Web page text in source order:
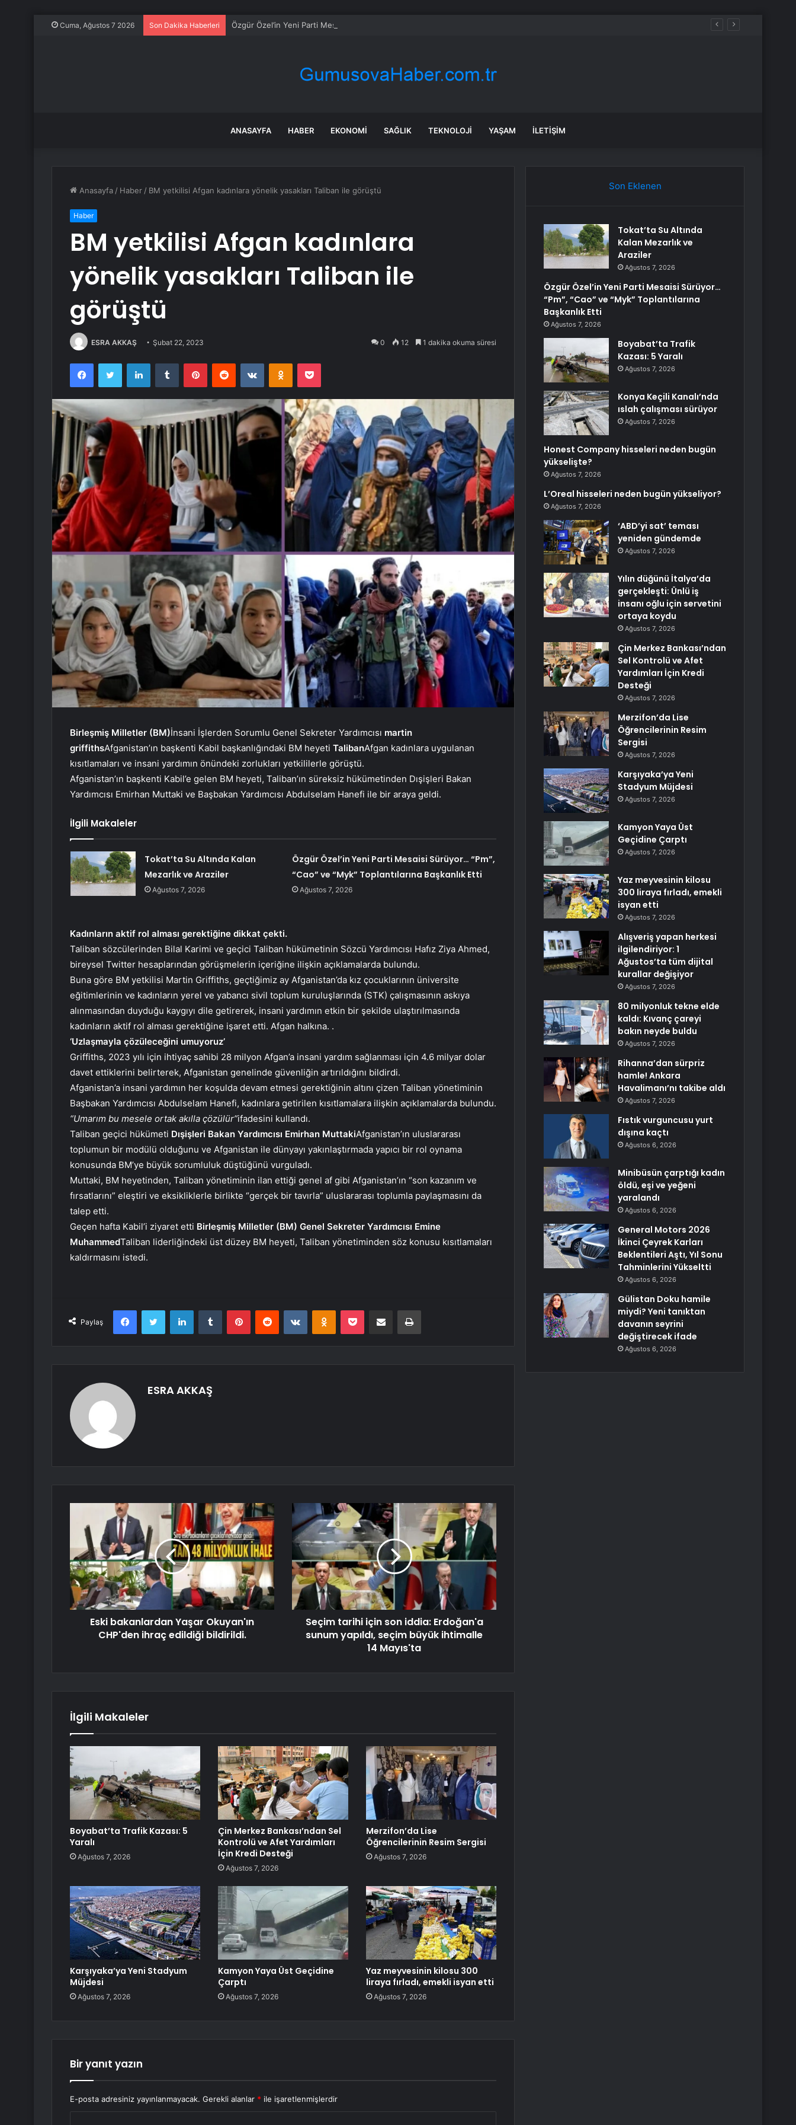
Cuma, Ağustos 7 2026 Son Dakika Haberleri Özgür Özel’in Yeni Parti Mesaisi Sürüyor… “Pm”, “Cao” ve “Myk” Toplantılarına Başkanlık Etti
ANASAYFA HABER EKONOMI SAĞLIK TEKNOLOJI YAŞAM İLETIŞIM
Anasayfa / Haber / BM yetkilisi Afgan kadınlara yönelik yasakları Taliban ile görüştü
Haber
BM yetkilisi Afgan kadınlara
yönelik yasakları Taliban ile
görüştü
ESRA AKKAŞ Şubat 22, 2023 0 12 1 dakika okuma süresi
FacebookTwitter LinkedInTumblr PinterestReddit VKontakteOdnoklassniki
Pocket
Birleşmiş Milletler (BM)İnsani İşlerden Sorumlu Genel Sekreter Yardımcısı martin
griffithsAfganistan’ın başkenti Kabil başkanlığındaki BM heyeti TalibanAfgan kadınlara uygulanan
kısıtlamaları ve insani yardımın önündeki zorlukları yetkililerle görüştü.
Afganistan’ın başkenti Kabil’e gelen BM heyeti, Taliban’ın süreksiz hükümetinden Dışişleri Bakan
Yardımcısı Emirhan Muttaki ve Başbakan Yardımcısı Abdulselam Hanefi ile bir araya geldi.
İlgili Makaleler
Tokat’ta Su Altında Kalan
Mezarlık ve Araziler
Ağustos 7, 2026
Özgür Özel’in Yeni Parti Mesaisi Sürüyor… “Pm”,
“Cao” ve “Myk” Toplantılarına Başkanlık Etti
Ağustos 7, 2026
Kadınların aktif rol alması gerektiğine dikkat çekti.
Taliban sözcülerinden Bilal Karimi ve geçici Taliban hükümetinin Sözcü Yardımcısı Hafız Ziya Ahmed,
bireysel Twitter hesaplarından görüşmelerin içeriğine ilişkin açıklamalarda bulundu.
Buna göre BM yetkilisi Martin Griffiths, geçtiğimiz ay Afganistan’da kız çocuklarının üniversite
eğitimlerinin ve kadınların yerel ve yabancı sivil toplum kuruluşlarında (STK) çalışmasının askıya
alınmasından duyduğu kaygıyı dile getirerek, insani yardımın etkin bir şekilde ulaştırılmasında
kadınların aktif rol alması gerektiğine işaret etti. Afgan halkına. .
‘Uzlaşmayla çözüleceğini umuyoruz’
Griffiths, 2023 yılı için ihtiyaç sahibi 28 milyon Afgan’a insani yardım sağlanması için 4.6 milyar dolar
davet ettiklerini belirterek, Afganistan genelinde güvenliğin artırıldığını bildirdi.
Afganistan’a insani yardımın her koşulda devam etmesi gerektiğinin altını çizen Taliban yönetiminin
Başbakan Yardımcısı Abdulselam Hanefi, kadınlara getirilen kısıtlamalara ilişkin açıklamalarda bulundu.
“Umarım bu mesele ortak akılla çözülür”ifadesini kullandı.
Taliban geçici hükümeti Dışişleri Bakan Yardımcısı Emirhan MuttakiAfganistan’ın uluslararası
toplumun bir modülü olduğunu ve Afganistan ile dünyayı yakınlaştırmada yapıcı bir rol oynama
konusunda BM’ye büyük sorumluluk düştüğünü vurguladı.
Muttaki, BM heyetinden, Taliban yönetiminin ilan ettiği genel af gibi Afganistan’ın “son kazanım ve
fırsatlarını” eleştiri ve eksikliklerle birlikte “gerçek bir tavırla” uluslararası toplumla paylaşmasını da
talep etti.
Geçen hafta Kabil’i ziyaret etti Birleşmiş Milletler (BM) Genel Sekreter Yardımcısı Emine
MuhammedTaliban liderliğindeki üst düzey BM heyeti, Taliban yönetiminden söz konusu kısıtlamaları
kaldırmasını istedi.
Paylaş
FacebookTwitter LinkedInTumblr PinterestReddit VKontakteOdnoklassniki
Pocket E-Posta ile paylaş Yazdır
ESRA AKKAŞ
Eski bakanlardan Yaşar Okuyan'ın
CHP'den ihraç edildiği bildirildi.
Seçim tarihi için son iddia: Erdoğan'a
sunum yapıldı, seçim büyük ihtimalle
14 Mayıs'ta
İlgili Makaleler
Boyabat’ta Trafik Kazası: 5
Yaralı
Ağustos 7, 2026
Çin Merkez Bankası’ndan Sel
Kontrolü ve Afet Yardımları
İçin Kredi Desteği
Ağustos 7, 2026
Merzifon’da Lise
Öğrencilerinin Resim Sergisi
Ağustos 7, 2026
Karşıyaka’ya Yeni Stadyum
Müjdesi
Ağustos 7, 2026
Kamyon Yaya Üst Geçidine
Çarptı
Ağustos 7, 2026
Yaz meyvesinin kilosu 300
liraya fırladı, emekli isyan etti
Ağustos 7, 2026
Bir yanıt yazın
E-posta adresiniz yayınlanmayacak. Gerekli alanlar * ile işaretlenmişlerdir
Son Eklenen
Tokat’ta Su Altında
Kalan Mezarlık ve
Araziler
Ağustos 7, 2026
Özgür Özel’in Yeni Parti Mesaisi Sürüyor…
“Pm”, “Cao” ve “Myk” Toplantılarına
Başkanlık Etti
Ağustos 7, 2026
Boyabat’ta Trafik
Kazası: 5 Yaralı
Ağustos 7, 2026
Konya Keçili Kanalı’nda
ıslah çalışması sürüyor
Ağustos 7, 2026
Honest Company hisseleri neden bugün
yükselişte?
Ağustos 7, 2026
L’Oreal hisseleri neden bugün yükseliyor?
Ağustos 7, 2026
‘ABD’yi sat’ teması
yeniden gündemde
Ağustos 7, 2026
Yılın düğünü İtalya’da
gerçekleşti: Ünlü iş
insanı oğlu için servetini
ortaya koydu
Ağustos 7, 2026
Çin Merkez Bankası’ndan
Sel Kontrolü ve Afet
Yardımları İçin Kredi
Desteği
Ağustos 7, 2026
Merzifon’da Lise
Öğrencilerinin Resim
Sergisi
Ağustos 7, 2026
Karşıyaka’ya Yeni
Stadyum Müjdesi
Ağustos 7, 2026
Kamyon Yaya Üst
Geçidine Çarptı
Ağustos 7, 2026
Yaz meyvesinin kilosu
300 liraya fırladı, emekli
isyan etti
Ağustos 7, 2026
Alışveriş yapan herkesi
ilgilendiriyor: 1
Ağustos’ta tüm dijital
kurallar değişiyor
Ağustos 7, 2026
80 milyonluk tekne elde
kaldı: Kıvanç çareyi
bakın neyde buldu
Ağustos 7, 2026
Rihanna’dan sürpriz
hamle! Ankara
Havalimanı’nı takibe aldı
Ağustos 7, 2026
Fıstık vurguncusu yurt
dışına kaçtı
Ağustos 6, 2026
Minibüsün çarptığı kadın
öldü, eşi ve yeğeni
yaralandı
Ağustos 6, 2026
General Motors 2026
İkinci Çeyrek Karları
Beklentileri Aştı, Yıl Sonu
Tahminlerini Yükseltti
Ağustos 6, 2026
Gülistan Doku hamile
miydi? Yeni tanıktan
davanın seyrini
değiştirecek ifade
Ağustos 6, 2026